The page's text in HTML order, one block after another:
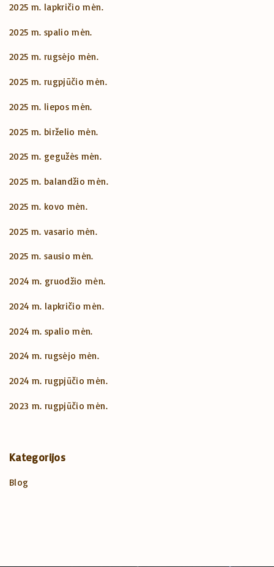
2025 m. lapkričio mėn.
2025 m. spalio mėn.
2025 m. rugsėjo mėn.
2025 m. rugpjūčio mėn.
2025 m. liepos mėn.
2025 m. birželio mėn.
2025 m. gegužės mėn.
2025 m. balandžio mėn.
2025 m. kovo mėn.
2025 m. vasario mėn.
2025 m. sausio mėn.
2024 m. gruodžio mėn.
2024 m. lapkričio mėn.
2024 m. spalio mėn.
2024 m. rugsėjo mėn.
2024 m. rugpjūčio mėn.
2023 m. rugpjūčio mėn.
Kategorijos
Blog